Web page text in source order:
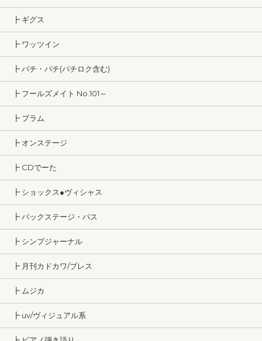
┣ ギグス
┣ ワッツイン
┣ パチ・パチ(パチロク含む)
┣ フールズメイト No.101～
┣ プラム
┣ オンステージ
┣ CDでーた
┣ ショックス●ヴィシャス
┣ バックステージ・パス
┣ シンプジャーナル
┣ 月刊カドカワ/ブレス
┣ ムジカ
┣ uv/ヴィジュアル系